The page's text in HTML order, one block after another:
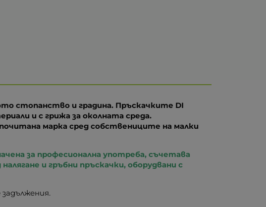
стопанство и градина. Пръскачките DI
и с грижа за околната среда.
марка сред собствениците на малки
за професионална употреба, съчетава
и гръбни пръскачки, оборудвани с